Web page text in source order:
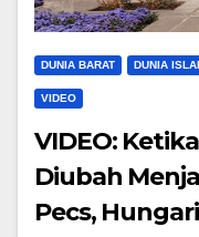
DUNIA BARAT DUNIA
VIDEO
VIDEO:
Diubah
Pecs,